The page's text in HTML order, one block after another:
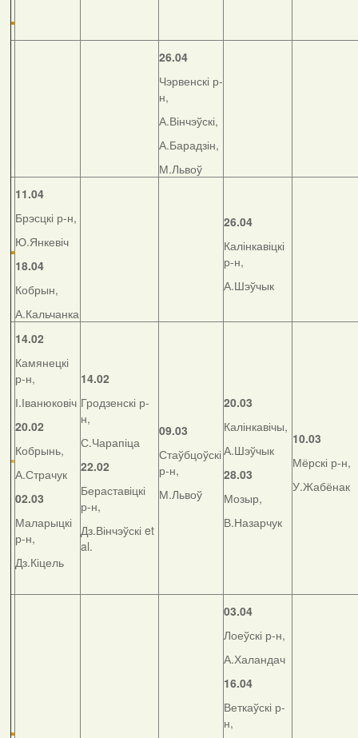
26.04
Чэрвенскі р-
н,
А.Вінчэўскі,
А.Барадзін,
М.Львоў
11.04
Брэсцкі р-н,
Ю.Янкевіч
18.04
Кобрын,
А.Кальчанка
26.04
Калінкавіцкі
р-н,
А.Шэўчык
14.02
Камянецкі
р-н,
І.Іванюковіч
20.02
Кобрынь,
А.Страчук
02.03
Маларыцкі
р-н,
Дз.Кіцель
14.02
Гродзенскі р-
н,
С.Чарапіца
22.02
Бераставіцкі
р-н,
Дз.Вінчэўскі et
al.
09.03
Стаўбцоўскі
р-н,
М.Львоў
20.03
Калінкавічы,
А.Шэўчык
28.03
Мозыр,
В.Назарчук
10.03
Мёрскі р-н,
У.Жабёнак
03.04
Лоеўскі р-н,
А.Халандач
16.04
Веткаўскі р-
н,